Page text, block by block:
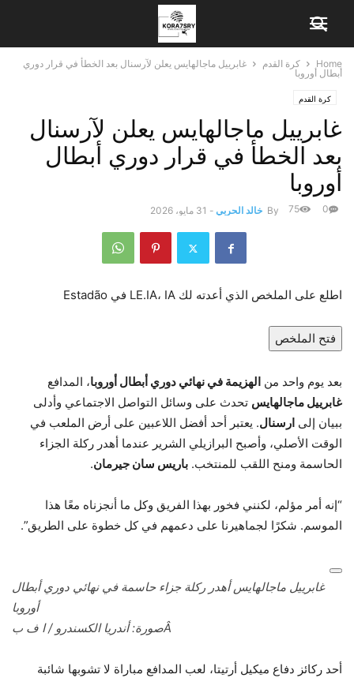
Home كرة القدم
غابرييل ماجالهايس يعلن لآرسنال بعد الخطأ في قرار دوري
أبطال أوروبا
كرة القدم
غابرييل ماجالهايس يعلن لآرسنال
بعد الخطأ في قرار دوري أبطال
أوروبا
By خالد الحربي - 31 مايو، 2026 0
75
اطلع على الملخص الذي أعدته لك LE.IA، IA في Estadão
فتح الملخص
بعد يوم واحد من الهزيمة في نهائي دوري أبطال أوروبا، المدافع
غابرييل ماجالهايس تحدث على وسائل التواصل الاجتماعي وأدلى
ببيان إلى ارسنال. يعتبر أحد أفضل اللاعبين على أرض الملعب في
الوقت الأصلي، وأصبح البرازيلي الشرير عندما أهدر ركلة الجزاء
الحاسمة ومنح اللقب للمنتخب. باريس سان جيرمان.
“إنه أمر مؤلم، لكنني فخور بهذا الفريق وكل ما أنجزناه معًا هذا
الموسم. شكرًا لجماهيرنا على دعمهم في كل خطوة على الطريق”.
غابرييل ماجالهايس أهدر ركلة جزاء حاسمة في نهائي دوري أبطال
أوروبا
Âصورة:أندريا الكسندرو / ا ف ب
أحد ركائز دفاع ميكيل أرتيتا، لعب المدافع مباراة لا تشوبها شائبة